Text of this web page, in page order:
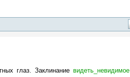
глаз. Заклинаниевидеть_невидимое